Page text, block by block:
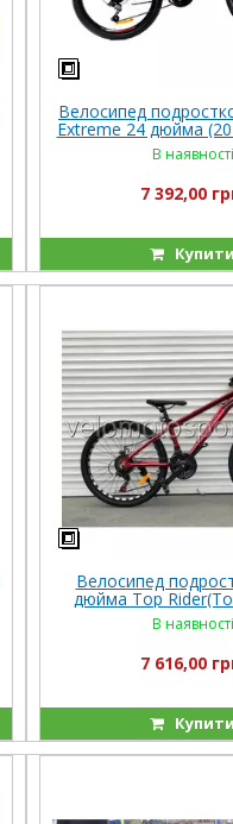
Велосипед
Extreme 24 дюйма
В наявності
7 392,00
Купити
Велосипед
дюйма Top
"680" (ORIGINAL
В наявності
7 616,00
Купити